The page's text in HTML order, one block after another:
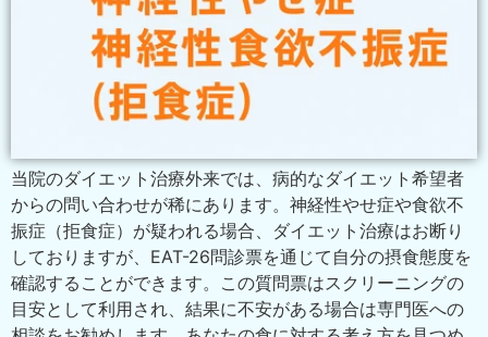
当院のダイエット治療外来では、病的なダイエット希望者
からの問い合わせが稀にあります。神経性やせ症や食欲不
振症（拒食症）が疑われる場合、ダイエット治療はお断り
しておりますが、EAT-26問診票を通じて自分の摂食態度を
確認することができます。この質問票はスクリーニングの
目安として利用され、結果に不安がある場合は専門医への